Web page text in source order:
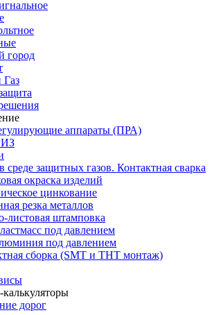
город
Газ
аппараты (ПРА)
среде защитных газов. Контактная сварка
окраска изделий
цинкование
резка металлов
листовая штамповка
под давлением
под давлением
сборка (SMT и THT монтаж)
дорог